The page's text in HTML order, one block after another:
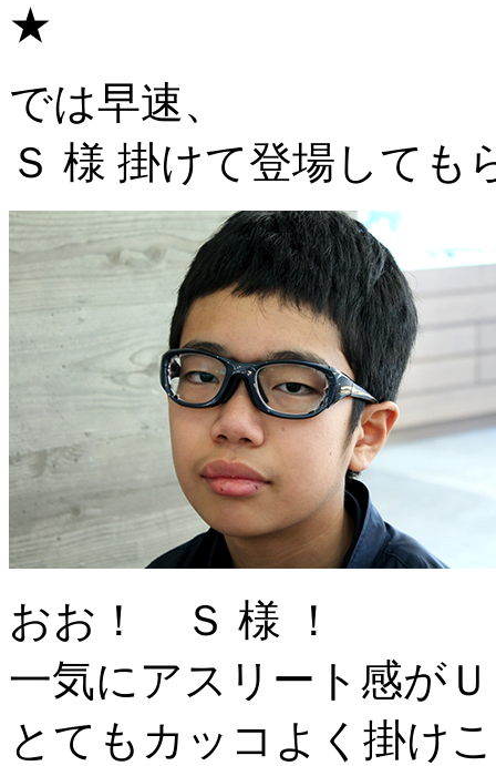
★
では早速、
Ｓ 様 掛けて登場しても
おお！ Ｓ 様 ！
一気にアスリート感
とてもカッコよく掛け